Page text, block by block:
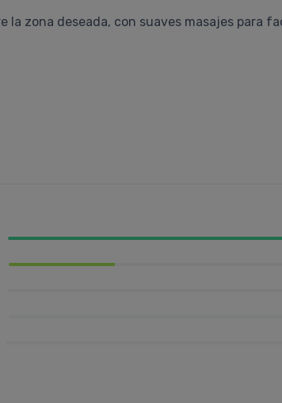
zona deseada, con suaves masajes para